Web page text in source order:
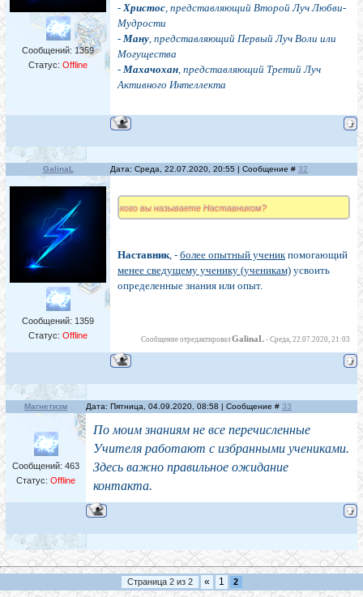
Сообщений: 1359
Статус: Offline
-Христос, представляющий Второй Луч Любви-
Мудрости
- Ману, представляющий Первый Луч Воли или
Могущества
- Махачохан, представляющий Третий Луч
Активного Интеллекта
GalinaL Дата: Среда, 22.07.2020, 20:55 | Сообщение # 32
Сообщений: 1359
Статус: Offline
кого вы называете Наставником?
Наставник, - более опытный ученикпомогающий
менее сведущему ученику (ученикам) усвоить
определенные знания или опыт.
Сообщение отредактировал GalinaL - Среда, 22.07.2020, 21:03
Магнетизм Дата: Пятница, 04.09.2020, 08:58 | Сообщение # 33
Сообщений: 463
Статус: Offline
По моим знаниям не все перечисленные
Учителя работают с избранными учениками.
Здесь важно правильное ожидание
контакта.
Страница 2из 2 « 1 2